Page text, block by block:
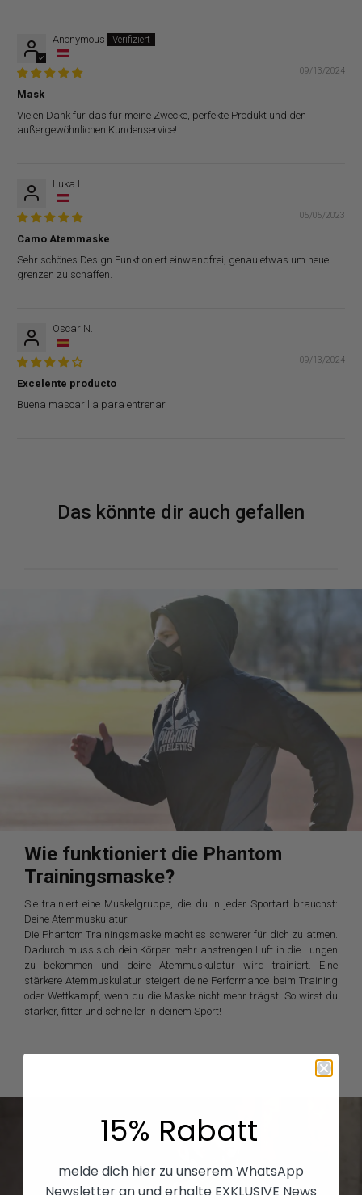
Anonymous
09/13/2024
Mask
Vielen Dank für das für meine Zwecke, perfekte Produkt und den
außergewöhnlichen Kundenservice!
Luka L.
05/05/2023
Camo Atemmaske
Sehr schönes Design.Funktioniert einwandfrei, genau etwas um neue
grenzen zu schaffen.
Oscar N.
09/13/2024
Excelente producto
Buena mascarilla para entrenar
Das könnte dir auch gefallen
Wie funktioniert die Phantom
Trainingsmaske?
Sie trainiert eine Muskelgruppe, die du in jeder Sportart brauchst:
Deine Atemmuskulatur.
Die Phantom Trainingsmaske macht es schwerer für dich zu atmen.
Dadurch muss sich dein Körper mehr anstrengen Luft in die Lungen
zu bekommen und deine Atemmuskulatur wird trainiert. Eine
stärkere Atemmuskulatur steigert deine Performance beim Training
oder Wettkampf, wenn du die Maske nicht mehr trägst. So wirst du
stärker, fitter und schneller in deinem Sport!
15% Rabatt
melde dich hier zu unserem WhatsApp
Newsletter an und erhalte EXKLUSIVE News